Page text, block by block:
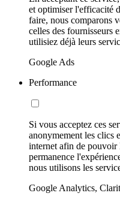
et optimiser l'efficacité
faire, nous comparons
celles des fournisseurs
utilisiez déjà leurs
Google Ads
Performance
Si vous acceptez ces
anonymement les clics
internet afin de pouvoir
permanence
nous utilisons les
Google Analytics,